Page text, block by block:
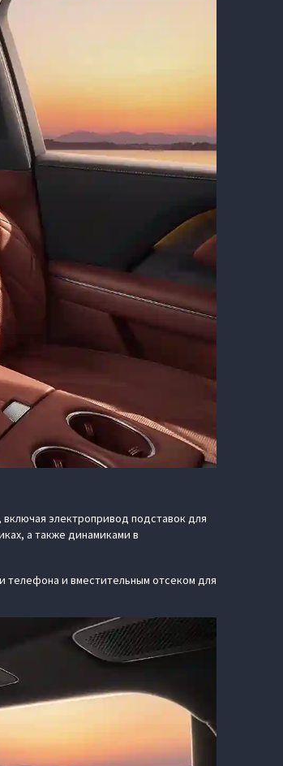
электропривод подставок для
а также динамиками в
телефона и вместительным отсеком для